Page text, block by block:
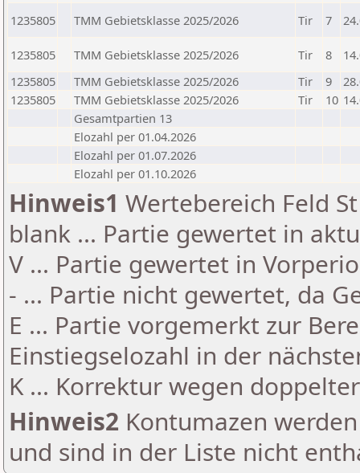
1235805
TMM Gebietsklasse 2025/2026 Tir 7
1235805 TMM Gebietsklasse 2025/2026 Tir 8
1235805
TMM Gebietsklasse 2025/2026 Tir 9
1235805
TMM Gebietsklasse 2025/2026 Tir 10
Gesamtpartien 13
Elozahl per 01.04.2026
Elozahl per 01.07.2026
Elozahl per 01.10.2026
Hinweis1 Wertebereich Feld
blank ... Partie gewertet in
V ... Partie gewertet in
- ... Partie nicht gewertet, da
E ... Partie vorgemerkt zur
Einstiegselozahl in der
K ... Korrektur wegen
Hinweis2 Kontumazen
und sind in der Liste nicht